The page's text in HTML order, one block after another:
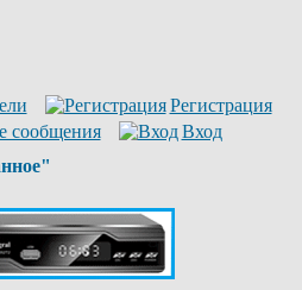
Регистрация
сообщения
Вход